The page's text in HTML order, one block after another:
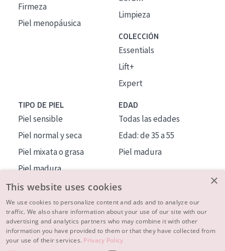
Firmeza
Piel menopáusica
Limpieza
COLECCIÓN
Essentials
Lift+
Expert
TIPO DE PIEL
Piel sensible
Piel normal y seca
Piel mixata o grasa
Piel madura
Piel expuesta al sol
Piel menopáusica
EDAD
Todas las edades
Edad: de 35 a 55
Piel madura
MÁS SOBRE NOSOTROS
INSPIRACIÓN
×
This website uses cookies
We use cookies to personalize content and ads and to analyze our
traffic. We also share information about your use of our site with our
advertising and analytics partners who may combine it with other
information you have provided to them or that they have collected from
your use of their services. Privacy Policy